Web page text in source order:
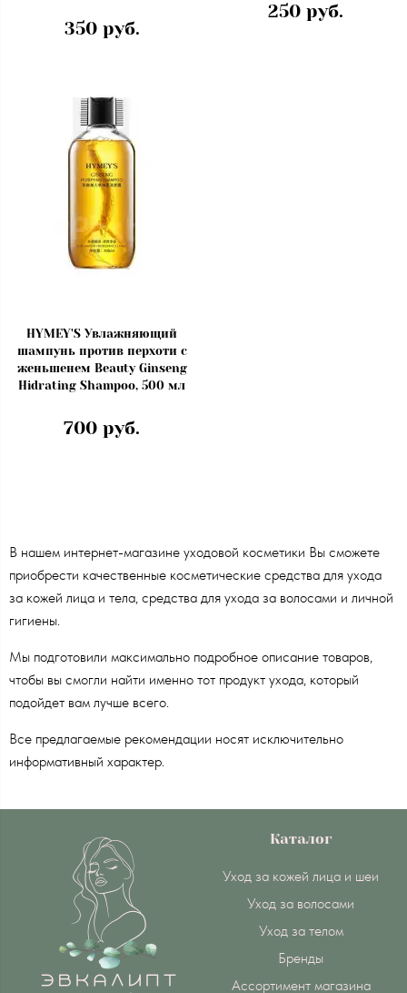
350 руб.
250 руб.
HYMEY'S Увлажняющий
шампунь против перхоти с
женьшенем Beauty Ginseng
Hidrating Shampoo, 500 мл
700 руб.
В нашем интернет-магазине уходовой косметики Вы сможете
приобрести качественные косметические средства для ухода
за кожей лица и тела, средства для ухода за волосами и личной
гигиены.
Мы подготовили максимально подробное описание товаров,
чтобы вы смогли найти именно тот продукт ухода, который
подойдет вам лучше всего.
Все предлагаемые рекомендации носят исключительно
информативный характер.
Каталог
Уход за кожей лица и шеи
Уход за волосами
Уход за телом
Бренды
Ассортимент магазина